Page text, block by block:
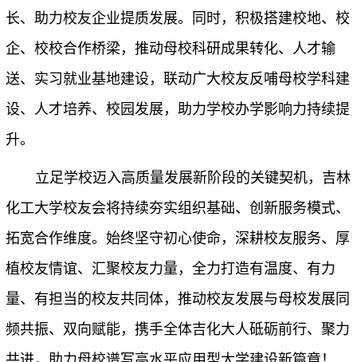
长、助力校友企业提质发展。同时，积极搭建校地、校
企、校校合作桥梁，推动母校科研成果转化、人才输
送、实习就业基地建设，联动广大校友反哺母校学科建
设、人才培养、校园发展，助力学校办学影响力持续提
升。
立足学校迈入高质量发展新阶段的关键契机，吉林
化工大学校友会将持续夯实组织基础、创新服务模式、
拓宽合作维度。始终坚守初心使命，深耕校友服务、厚
植校友情谊、汇聚校友力量，全力打造有温度、有力
量、有担当的校友共同体，推动校友发展与母校发展同
频共振、双向赋能，携手全体吉化大人砥砺前行、聚力